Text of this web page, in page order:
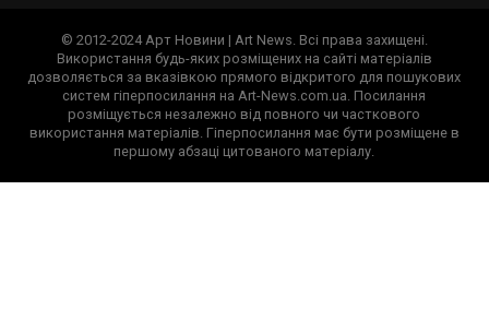
© 2012-2024 Арт Новини | Art News. Всі права захищені.
Використання будь-яких розміщених на сайті матеріалів
дозволяється за вказівкою прямого відкритого для пошукових
систем гіперпосилання на Art-News.com.ua. Посилання
розміщується незалежно від повного чи часткового
використання матеріалів. Гіперпосилання має бути розміщене в
першому абзаці цитованого матеріалу.